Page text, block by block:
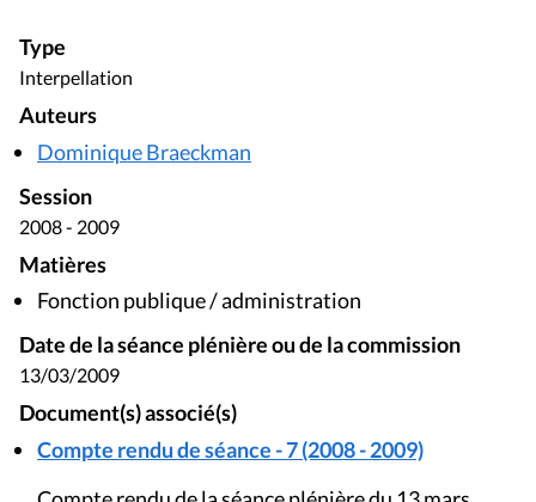
Type
Interpellation
Auteurs
Dominique Braeckman
Session
2008 - 2009
Matières
Fonction publique / administration
Date de la séance plénière ou de la commission
13/03/2009
Document(s) associé(s)
Compte rendu de séance - 7 (2008 - 2009)